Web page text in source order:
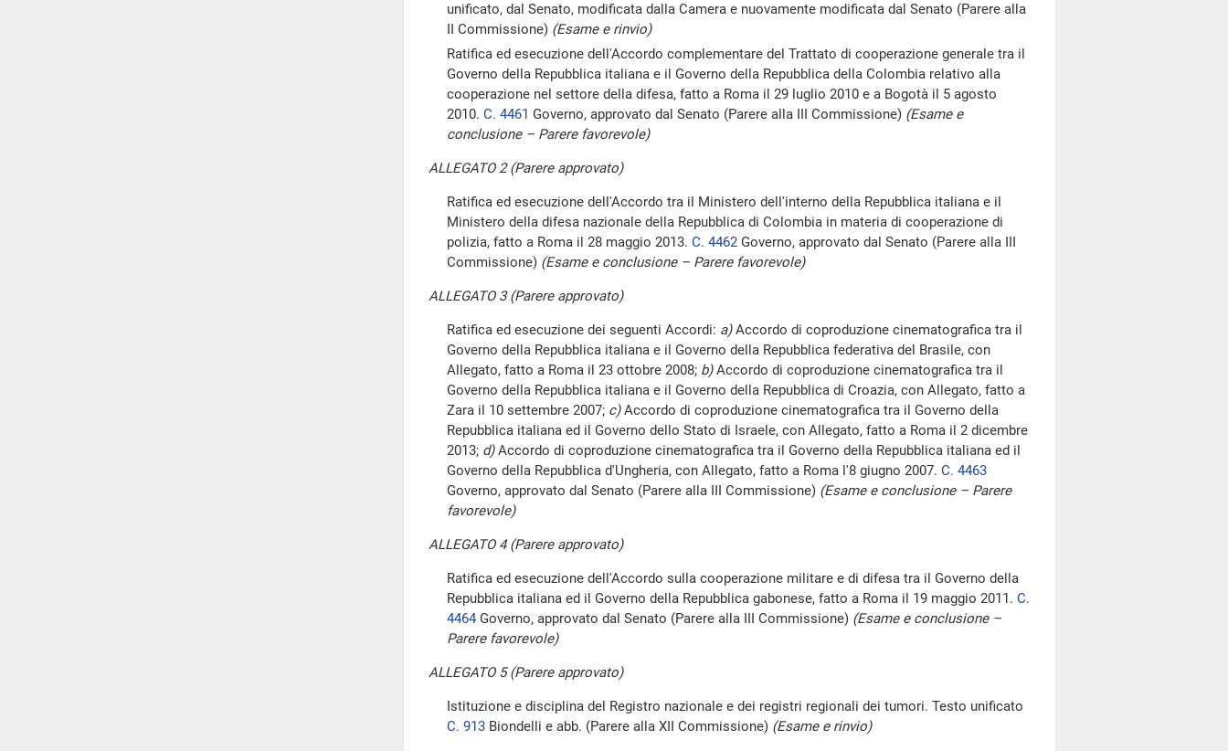
unificato, dal Senato, modificata dalla Camera e nuovamente modificata dal Senato (Parere alla
II Commissione) (Esame e rinvio)
Ratifica ed esecuzione dell'Accordo complementare del Trattato di cooperazione generale tra il
Governo della Repubblica italiana e il Governo della Repubblica della Colombia relativo alla
cooperazione nel settore della difesa, fatto a Roma il 29 luglio 2010 e a Bogotà il 5 agosto
2010. C. 4461 Governo, approvato dal Senato (Parere alla III Commissione) (Esame e
conclusione – Parere favorevole)
ALLEGATO 2 (Parere approvato)
Ratifica ed esecuzione dell'Accordo tra il Ministero dell'interno della Repubblica italiana e il
Ministero della difesa nazionale della Repubblica di Colombia in materia di cooperazione di
polizia, fatto a Roma il 28 maggio 2013. C. 4462 Governo, approvato dal Senato (Parere alla III
Commissione) (Esame e conclusione – Parere favorevole)
ALLEGATO 3 (Parere approvato)
Ratifica ed esecuzione dei seguenti Accordi: a)Accordo di coproduzione cinematografica tra il
Governo della Repubblica italiana e il Governo della Repubblica federativa del Brasile, con
Allegato, fatto a Roma il 23 ottobre 2008; b)Accordo di coproduzione cinematografica tra il
Governo della Repubblica italiana e il Governo della Repubblica di Croazia, con Allegato, fatto a
Zara il 10 settembre 2007; c)Accordo di coproduzione cinematografica tra il Governo della
Repubblica italiana ed il Governo dello Stato di Israele, con Allegato, fatto a Roma il 2 dicembre
2013; d)Accordo di coproduzione cinematografica tra il Governo della Repubblica italiana ed il
Governo della Repubblica d'Ungheria, con Allegato, fatto a Roma l'8 giugno 2007. C. 4463
Governo, approvato dal Senato (Parere alla III Commissione) (Esame e conclusione – Parere
favorevole)
ALLEGATO 4 (Parere approvato)
Ratifica ed esecuzione dell'Accordo sulla cooperazione militare e di difesa tra il Governo della
Repubblica italiana ed il Governo della Repubblica gabonese, fatto a Roma il 19 maggio 2011. C.
4464 Governo, approvato dal Senato (Parere alla III Commissione) (Esame e conclusione –
Parere favorevole)
ALLEGATO 5 (Parere approvato)
Istituzione e disciplina del Registro nazionale e dei registri regionali dei tumori. Testo unificato
C. 913 Biondelli e abb. (Parere alla XII Commissione) (Esame e rinvio)